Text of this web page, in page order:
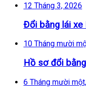
12 Tháng 3, 2026
Đổi bằng lái xe
10 Tháng mười
Hồ sơ đổi
6 Tháng mười